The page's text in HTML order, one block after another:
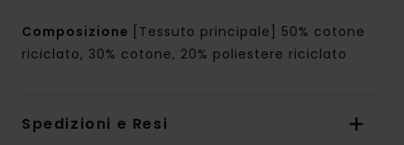
Composizione [Tessuto principale] 50% cotone
riciclato, 30% cotone, 20% poliestere riciclato
Spedizioni e Resi